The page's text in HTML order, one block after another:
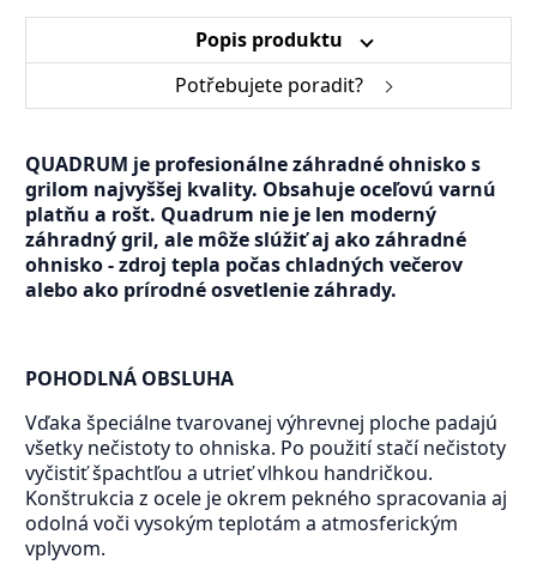
Popis produktu
Potřebujete poradit?
QUADRUM je profesionálne záhradné ohnisko s
grilom najvyššej kvality. Obsahuje oceľovú varnú
platňu a rošt. Quadrum nie je len moderný
záhradný gril, ale môže slúžiť aj ako záhradné
ohnisko - zdroj tepla počas chladných večerov
alebo ako prírodné osvetlenie záhrady.
POHODLNÁ OBSLUHA
Vďaka špeciálne tvarovanej výhrevnej ploche padajú
všetky nečistoty to ohniska. Po použití stačí nečistoty
vyčistiť špachtľou a utrieť vlhkou handričkou.
Konštrukcia z ocele je okrem pekného spracovania aj
odolná voči vysokým teplotám a atmosferickým
vplyvom.